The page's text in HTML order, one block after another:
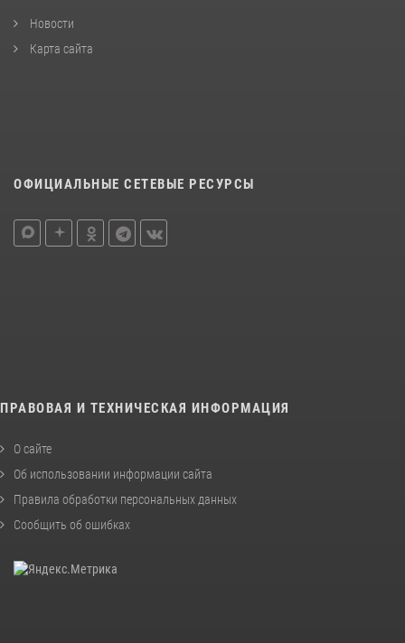
Новости
Карта сайта
ОФИЦИАЛЬНЫЕ СЕТЕВЫЕ РЕСУРСЫ
ПРАВОВАЯ И ТЕХНИЧЕСКАЯ ИНФОРМАЦИЯ
О сайте
Об использовании информации сайта
Правила обработки персональных данных
Сообщить об ошибках